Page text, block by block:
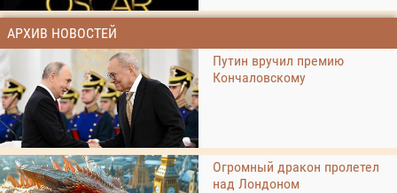
АРХИВ НОВОСТЕЙ
Путин вручил премию
Кончаловскому
Огромный дракон пролетел
над Лондоном